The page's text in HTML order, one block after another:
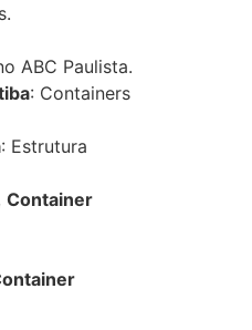
ABC Paulista.
: Containers
: Estrutura
Container